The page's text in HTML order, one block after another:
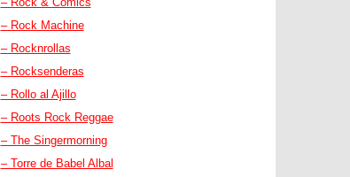
– Rock Machine
– Rocknrollas
– Rocksenderas
– Rollo al Ajillo
– Roots Rock Reggae
– The Singermorning
– Torre de Babel Albal